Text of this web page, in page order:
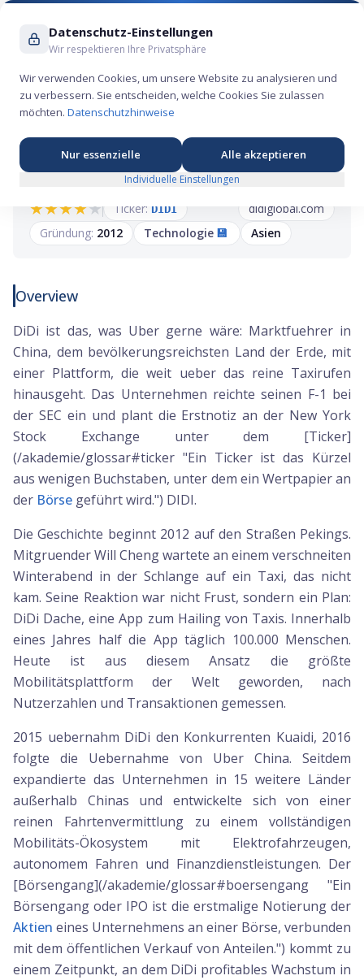
Suche ...
DiDi Global IPO: Chinas Ride-Hailing-Riese
wagt den Sprung an die Wall Street
★★★★★ Ticker: DIDI
didiglobal.com
Gründung: 2012 Technologie 💾 Asien
Overview
DiDi ist das, was Uber gerne wäre: Marktfuehrer in
China, dem bevölkerungsreichsten Land der Erde, mit
einer Plattform, die weit ueber das reine Taxirufen
hinausgeht. Das Unternehmen reichte seinen F-1 bei
der SEC ein und plant die Erstnotiz an der New York
Stock Exchange unter dem [Ticker]
(/akademie/glossar#ticker "Ein Ticker ist das Kürzel
aus wenigen Buchstaben, unter dem ein Wertpapier an
der Börse geführt wird.") DIDI.
Die Geschichte beginnt 2012 auf den Straßen Pekings.
Mitgruender Will Cheng wartete an einem verschneiten
Winterabend in der Schlange auf ein Taxi, das nicht
kam. Seine Reaktion war nicht Frust, sondern ein Plan:
DiDi Dache, eine App zum Hailing von Taxis. Innerhalb
eines Jahres half die App täglich 100.000 Menschen.
Heute ist aus diesem Ansatz die größte
Mobilitätsplattform der Welt geworden, nach
Nutzerzahlen und Transaktionen gemessen.
2015 uebernahm DiDi den Konkurrenten Kuaidi, 2016
folgte die Uebernahme von Uber China. Seitdem
expandierte das Unternehmen in 15 weitere Länder
außerhalb Chinas und entwickelte sich von einer
reinen Fahrtenvermittlung zu einem vollständigen
Mobilitäts-Ökosystem mit Elektrofahrzeugen,
autonomem Fahren und Finanzdienstleistungen. Der
[Börsengang](/akademie/glossar#boersengang "Ein
Börsengang oder IPO ist die erstmalige Notierung der
Aktien eines Unternehmens an einer Börse, verbunden
mit dem öffentlichen Verkauf von Anteilen.") kommt zu
einem Zeitpunkt, an dem DiDi profitables Wachstum in
Datenschutz-Einstellungen
Wir respektieren Ihre Privatsphäre
Wir verwenden Cookies, um unsere Website zu analysieren und
zu verbessern. Sie entscheiden, welche Cookies Sie zulassen
möchten. Datenschutzhinweise
Nur essenzielle Alle akzeptieren
Individuelle Einstellungen